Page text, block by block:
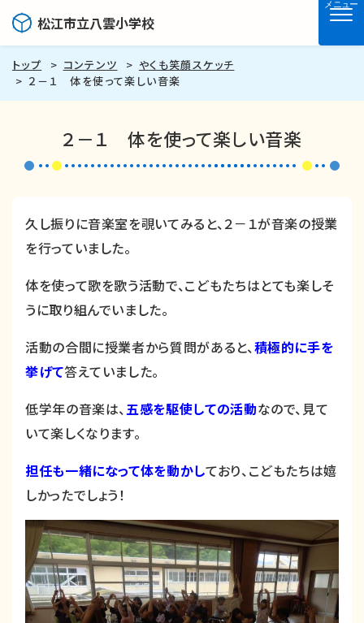
松江市立八雲小学校
メニュー
トップ コンテンツ
やくも笑顔スケッチ
２－１ 体を使って楽しい音楽
２－１ 体を使って楽しい音楽
久し振りに音楽室を覗いてみると、２－１が音楽の授業
を行っていました。
体を使って歌を歌う活動で、こどもたちはとても楽しそ
うに取り組んでいました。
活動の合間に授業者から質問があると、積極的に手を
挙げて答えていました。
低学年の音楽は、五感を駆使しての活動なので、見て
いて楽しくなります。
担任も一緒になって体を動かしており、こどもたちは嬉
しかったでしょう！